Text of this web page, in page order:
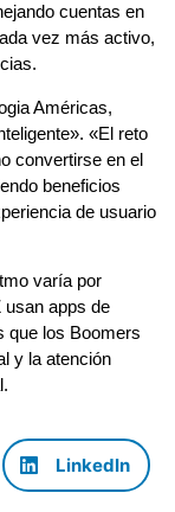
cuentas en
vez más activo,
Américas,
«El reto
convertirse en el
beneficios
de usuario
varía por
usan apps de
que los Boomers
y la atención
LinkedIn